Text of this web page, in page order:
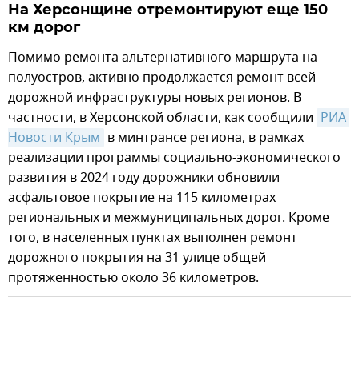
На Херсонщине отремонтируют еще 150
км дорог
Помимо ремонта альтернативного маршрута на
полуостров, активно продолжается ремонт всей
дорожной инфраструктуры новых регионов. В
частности, в Херсонской области, как сообщили РИА
Новости Крым в минтрансе региона, в рамках
реализации программы социально-экономического
развития в 2024 году дорожники обновили
асфальтовое покрытие на 115 километрах
региональных и межмуниципальных дорог. Кроме
того, в населенных пунктах выполнен ремонт
дорожного покрытия на 31 улице общей
протяженностью около 36 километров.